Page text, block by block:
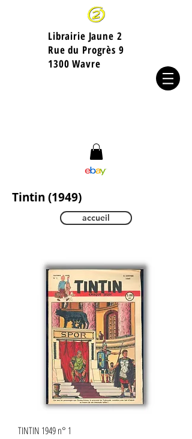
Librairie Jaune 2
​Rue du Progrès 9
1300 Wavre
Tintin (1949)
accueil
TINTIN 1949 n° 1